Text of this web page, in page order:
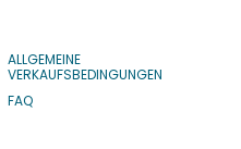
ALLGEMEINE
VERKAUFSBEDINGUNGEN
FAQ